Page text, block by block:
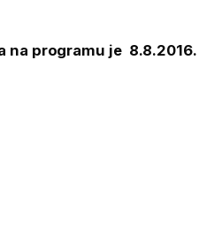
na programu je 8.8.2016.